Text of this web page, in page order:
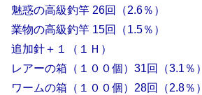
魅惑の高級釣竿 26回（2.6％）
業物の高級釣竿 15回（1.5％）
追加針＋１（１Ｈ）
レアーの箱（１００個）31回（3.1％）
ワームの箱（１００個）28回（2.8％）